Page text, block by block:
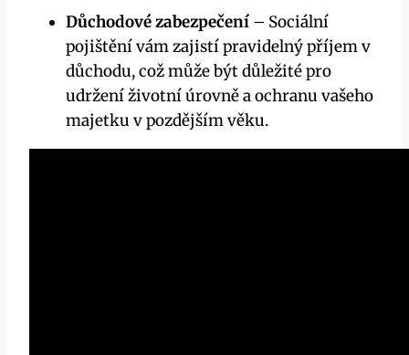
Důchodové zabezpečení – Sociální
pojištění vám zajistí pravidelný příjem v
důchodu, což může být důležité pro
udržení životní úrovně a ochranu vašeho
majetku v pozdějším věku.